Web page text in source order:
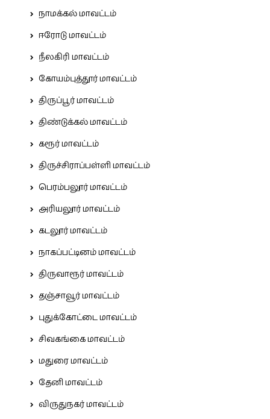
நாமக்கல் மாவட்டம்
ஈரோடு மாவட்டம்
நீலகிரி மாவட்டம்
கோயம்புத்தூர் மாவட்டம்
திருப்பூர் மாவட்டம்
திண்டுக்கல் மாவட்டம்
கரூர் மாவட்டம்
திருச்சிராப்பள்ளி மாவட்டம்
பெரம்பலூர் மாவட்டம்
அரியலூர் மாவட்டம்
கடலூர் மாவட்டம்
நாகப்பட்டினம் மாவட்டம்
திருவாரூர் மாவட்டம்
தஞ்சாவூர் மாவட்டம்
புதுக்கோட்டை மாவட்டம்
சிவகங்கை மாவட்டம்
மதுரை மாவட்டம்
தேனி மாவட்டம்
விருதுநகர் மாவட்டம்